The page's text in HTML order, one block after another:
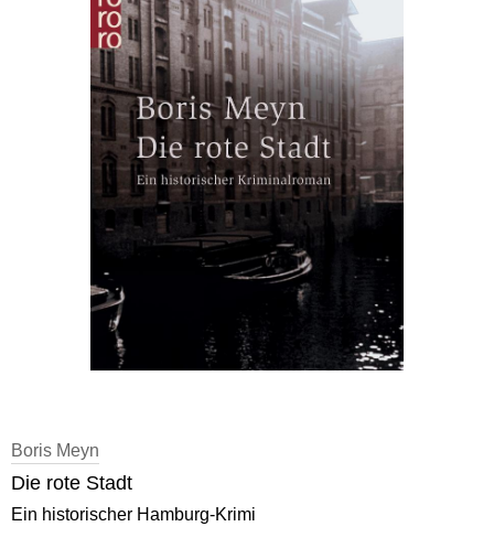
Boris Meyn
Die rote Stadt
Ein historischer Hamburg-Krimi